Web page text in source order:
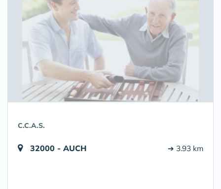
C.C.A.S.
32000 - AUCH ➔ 3.93 km